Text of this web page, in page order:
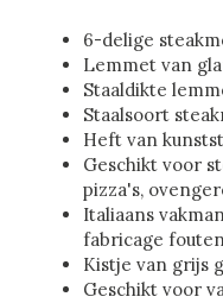
6-delige
Lemmet van
Staaldikte
Staalsoort
Heft van
Geschikt voor
pizza's,
Italiaans
fabricage
Kistje van grijs
Geschikt voor